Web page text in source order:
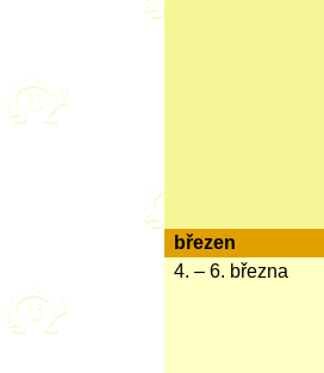
březen
4. – 6. března